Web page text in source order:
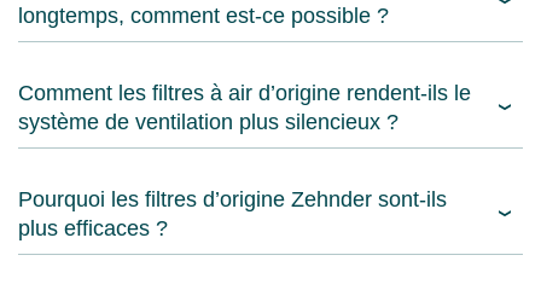
longtemps, comment est-ce possible ?
Comment les filtres à air d’origine rendent-ils le
système de ventilation plus silencieux ?
Pourquoi les filtres d’origine Zehnder sont-ils
plus efficaces ?